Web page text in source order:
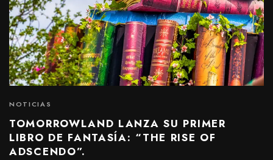
NOTICIAS
TOMORROWLAND LANZA SU PRIMER
LIBRO DE FANTASÍA: “THE RISE OF
ADSCENDO”.